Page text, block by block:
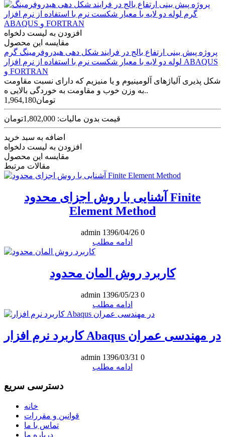
افزودن به لیست دلخواه
مقایسه این محصول
پروژه پیش بینی ارتفاع بالج در فرایند شکل دهی هیدروفرمینگ گرم
لوله دو لایه با معیار شکست نرم با استفاده از نرم افزار ABAQUS
و FORTRAN
شکل پذیری آلیاژهای آلومینیوم و یا منیزیم که دارای نسبت مقاومت
به وزن خوب و مقاومت به خوردگی بالایی ه..
1,964,180تومان
قیمت بدون مالیات: 1,802,000تومان
اضافه به سبد خرید
افزودن به لیست دلخواه
مقایسه این محصول
مقالات مرتبط
آشنایی با روش اجزای محدود Finite
Element Method
admin 1396/04/26 0
ادامه مطلب
کاربرد روش المان محدود
admin 1396/05/23 0
ادامه مطلب
کاربرد نرم افزار Abaqus در مهندسی عمران
admin 1396/03/31 0
ادامه مطلب
دسترسی سریع
خانه
قوانین و مقررات
تماس با ما
درباره ما